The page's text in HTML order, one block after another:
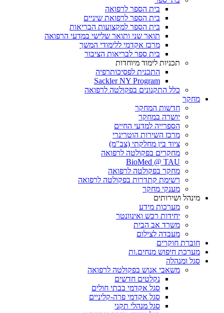
בית הספר לרפואה
בית הספר לרפואת שיניים
בית הספר למקצועות הבריאות
תואר שני ותואר שלישי במדעי הרפואה
מרכז אקדמי ללימודי המשך
בית ספר לבריאות הציבור
תכניות לימוד מיוחדות
התכנית לפסיכותרפיה
Sackler NY Program
כלל התקנונים בפקולטה לרפואה
מחקר
חדשות המחקר
יושרה במחקר
הספרייה למדעי החיים
מרכז השירות הוטרינרי
ציוד בין מחלקתי (צב"מ)
מחקרים בפקולטה לרפואה
BioMed @ TAU
מחקר בפקולטה לרפואה
רשימת קתדרות בפקולטה לרפואה
מענקי מחקר
מינהל ושירותים
מערכות מידע
יחידות רכש ואינוונטר
משרד אב הבית
מעבדה לצילום
חוברת חוקרים
מערכת חיפוש מנחים.ות
סגל ומנהלה
משאבי אנוש בפקולטה לרפואה
נקלטים חדשים
סגל אקדמי בבתי חולים
סגל אקדמי פרה-קליניים
סגל מנהלי תקני